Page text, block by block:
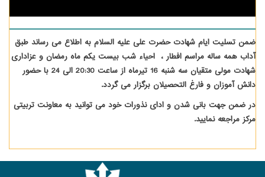
ضمن تسلیت ایام شهادت حضرت علی علیه السلام به اطلاع می رساند طبق
آداب همه ساله مراسم افطار ، احیاء شب بیست یکم ماه رمضان و عزاداری
شهادت مولی متقیان سه شنبه 16 تیرماه از ساعت 20:30 الی 24 با حضور
دانش آموزان و فارغ التحصیلان برگزار می گردد.
در ضمن جهت بانی شدن و ادای نذورات خود می توانید به معاونت تربیتی
مرکز مراجعه نمایید.